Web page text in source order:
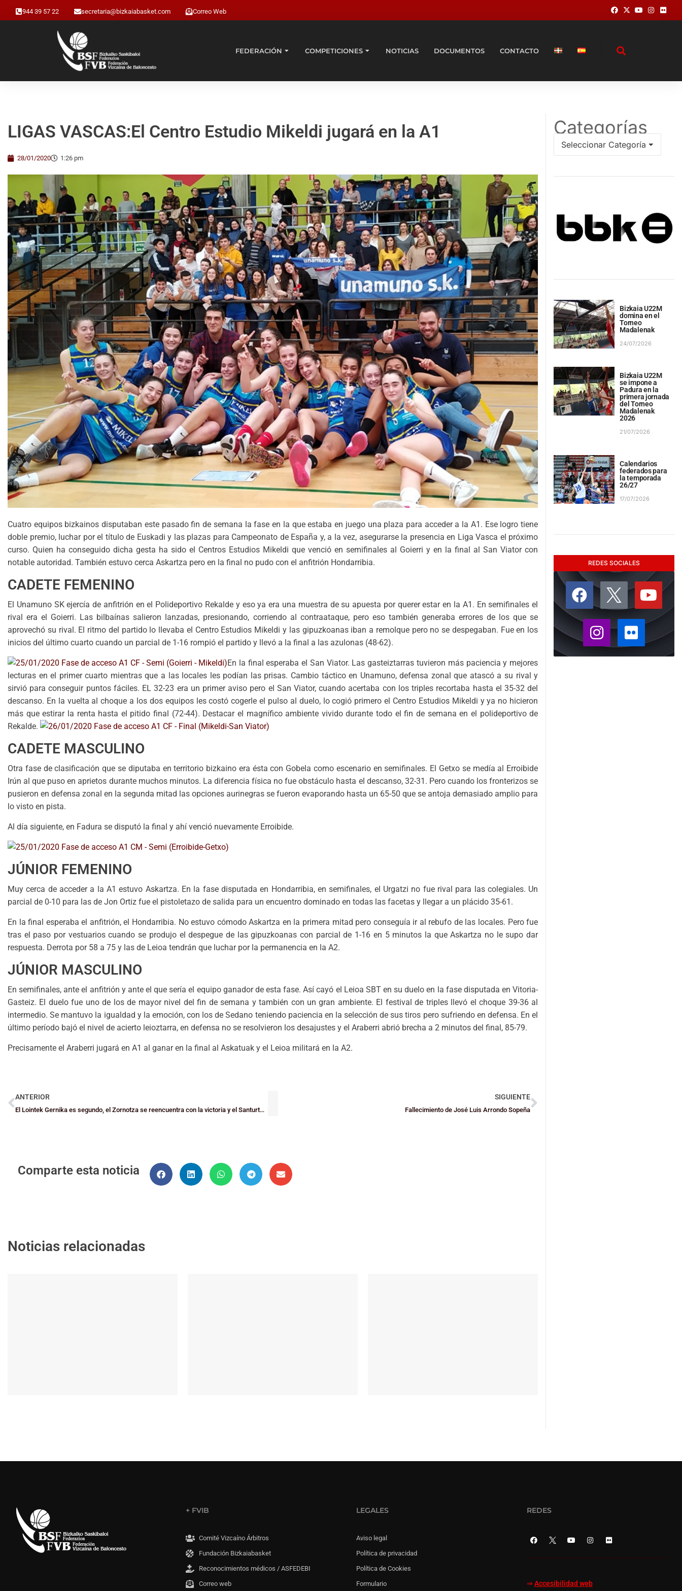
944 39 57 22 secretaria@bizkaiabasket.com Correo Web
FEDERACIÓN COMPETICIONES NOTICIAS DOCUMENTOS CONTACTO
LIGAS VASCAS:El Centro Estudio Mikeldi jugará en la A1
28/01/2020 1:26 pm
Cuatro equipos bizkainos disputaban este pasado fin de semana la fase en la que estaba en juego una plaza para acceder a la A1. Ese logro tiene
doble premio, luchar por el título de Euskadi y las plazas para Campeonato de España y, a la vez, asegurarse la presencia en Liga Vasca el próximo
curso. Quien ha conseguido dicha gesta ha sido el Centros Estudios Mikeldi que venció en semifinales al Goierri y en la final al San Viator con
notable autoridad. También estuvo cerca Askartza pero en la final no pudo con el anfitrión Hondarribia.
CADETE FEMENINO
El Unamuno SK ejercía de anfitrión en el Polideportivo Rekalde y eso ya era una muestra de su apuesta por querer estar en la A1. En semifinales el
rival era el Goierri. Las bilbaínas salieron lanzadas, presionando, corriendo al contraataque, pero eso también generaba errores de los que se
aprovechó su rival. El ritmo del partido lo llevaba el Centro Estudios Mikeldi y las gipuzkoanas iban a remolque pero no se despegaban. Fue en los
inicios del último cuarto cuando un parcial de 1-16 rompió el partido y llevó a la final a las azulonas (48-62).
En la final esperaba el San Viator. Las gasteiztarras tuvieron más paciencia y mejores
lecturas en el primer cuarto mientras que a las locales les podían las prisas. Cambio táctico en Unamuno, defensa zonal que atascó a su rival y
sirvió para conseguir puntos fáciles. EL 32-23 era un primer aviso pero el San Viator, cuando acertaba con los triples recortaba hasta el 35-32 del
descanso. En la vuelta al choque a los dos equipos les costó cogerle el pulso al duelo, lo cogió primero el Centro Estudios Mikeldi y ya no hicieron
más que estirar la renta hasta el pitido final (72-44). Destacar el magnífico ambiente vivido durante todo el fin de semana en el polideportivo de
Rekalde.
CADETE MASCULINO
Otra fase de clasificación que se diputaba en territorio bizkaino era ésta con Gobela como escenario en semifinales. El Getxo se medía al Erroibide
Irún al que puso en aprietos durante muchos minutos. La diferencia física no fue obstáculo hasta el descanso, 32-31. Pero cuando los fronterizos se
pusieron en defensa zonal en la segunda mitad las opciones aurinegras se fueron evaporando hasta un 65-50 que se antoja demasiado amplio para
lo visto en pista.
Al día siguiente, en Fadura se disputó la final y ahí venció nuevamente Erroibide.
JÚNIOR FEMENINO
Muy cerca de acceder a la A1 estuvo Askartza. En la fase disputada en Hondarribia, en semifinales, el Urgatzi no fue rival para las colegiales. Un
parcial de 0-10 para las de Jon Ortiz fue el pistoletazo de salida para un encuentro dominado en todas las facetas y llegar a un plácido 35-61.
En la final esperaba el anfitrión, el Hondarribia. No estuvo cómodo Askartza en la primera mitad pero conseguía ir al rebufo de las locales. Pero fue
tras el paso por vestuarios cuando se produjo el despegue de las gipuzkoanas con parcial de 1-16 en 5 minutos la que Askartza no le supo dar
respuesta. Derrota por 58 a 75 y las de Leioa tendrán que luchar por la permanencia en la A2.
JÚNIOR MASCULINO
En semifinales, ante el anfitrión y ante el que sería el equipo ganador de esta fase. Así cayó el Leioa SBT en su duelo en la fase disputada en Vitoria-
Gasteiz. El duelo fue uno de los de mayor nivel del fin de semana y también con un gran ambiente. El festival de triples llevó el choque 39-36 al
intermedio. Se mantuvo la igualdad y la emoción, con los de Sedano teniendo paciencia en la selección de sus tiros pero sufriendo en defensa. En el
último período bajó el nivel de acierto leioztarra, en defensa no se resolvieron los desajustes y el Araberri abrió brecha a 2 minutos del final, 85-79.
Precisamente el Araberri jugará en A1 al ganar en la final al Askatuak y el Leioa militará en la A2.
ANTERIOR
El Lointek Gernika es segundo, el Zornotza se reencuentra con la victoria y el Santurtzi, en escalda
SIGUIENTE
Fallecimiento de José Luis Arrondo Sopeña
Comparte esta noticia
Noticias relacionadas
Categorías
Bizkaia U22M
domina en el
Torneo
Madalenak
24/07/2026
Bizkaia U22M
se impone a
Padura en la
primera jornada
del Torneo
Madalenak
2026
21/07/2026
Calendarios
federados para
la temporada
26/27
17/07/2026
REDES SOCIALES
+ FVIB
Comité Vizcaíno Árbitros
Fundación Bizkaiabasket
Reconocimientos médicos / ASFEDEBI
Correo web
LEGALES
Aviso legal
Política de privacidad
Política de Cookies
Formulario
REDES
⇒ Accesibilidad web